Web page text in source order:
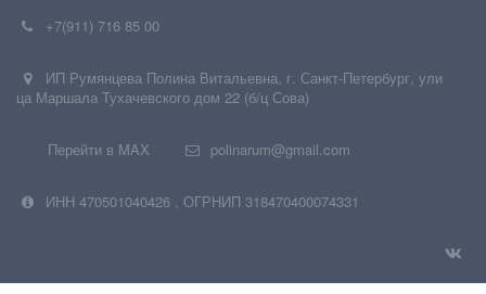
+7(911) 716 85 00
ИП Румянцева Полина Витальевна, г. Санкт-Петербург, ули
ца Маршала Тухачевского дом 22 (б/ц Сова)
Перейти в MAX polinarum@gmail.com
ИНН 470501040426 , ОГРНИП 318470400074331